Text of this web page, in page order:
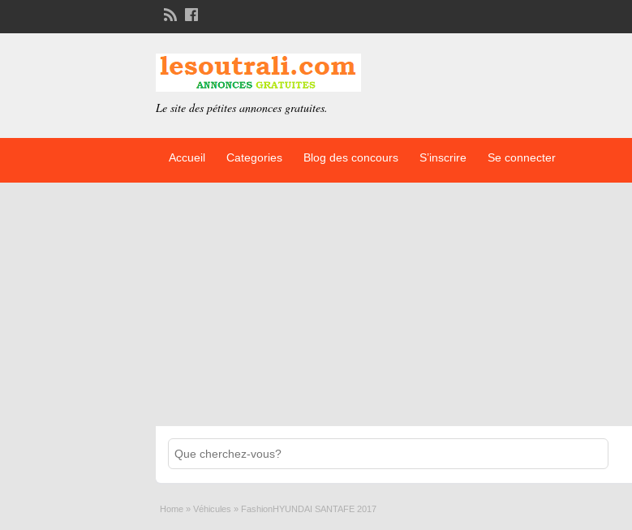
Le site des pétites annonces gratuites.
Accueil Categories Blog des concours S’inscrire Se connecter
Home » Véhicules » FashionHYUNDAI SANTAFE 2017